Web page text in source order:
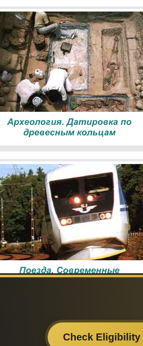
Археология. Датировка по
древесным кольцам
Поезда. Современные
железнодорожные
Если вам перенёс